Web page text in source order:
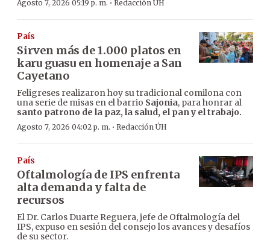
Agosto 7, 2026 05:19 p. m. · Redacción ÚH
País
Sirven más de 1.000 platos en
karu guasu en homenaje a San
Cayetano
Feligreses realizaron hoy su tradicional comilona con
una serie de misas en el barrio Sajonia, para honrar al
santo patrono de la paz, la salud, el pan y el trabajo.
Agosto 7, 2026 04:02 p. m. · Redacción ÚH
País
Oftalmología de IPS enfrenta
alta demanda y falta de
recursos
El Dr. Carlos Duarte Reguera, jefe de Oftalmología del
IPS, expuso en sesión del consejo los avances y desafíos
de su sector.